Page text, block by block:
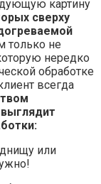
картину
сверху
только не
нередко
обработке
всегда
днищу или